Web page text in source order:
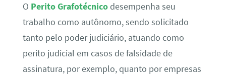
O Perito Grafotécnicodesempenha seu
trabalho como autônomo, sendo solicitado
tanto pelo poder judiciário, atuando como
perito judicial em casos de falsidade de
assinatura, por exemplo, quanto por empresas